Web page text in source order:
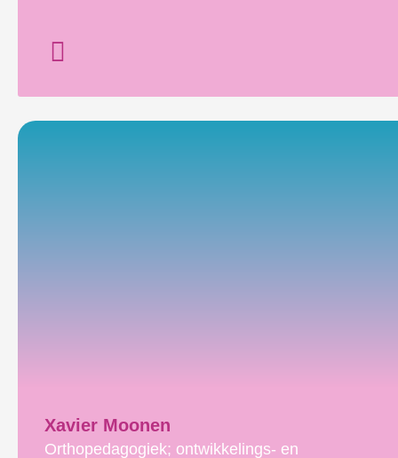
Xavier Moonen
Orthopedagogiek; ontwikkelings- en